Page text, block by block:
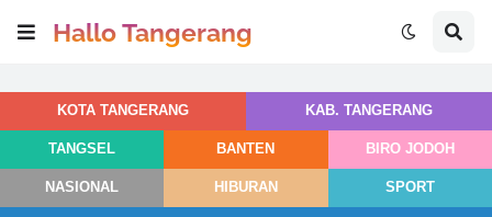
Hallo Tangerang
KOTA TANGERANG KAB. TANGERANG
TANGSEL BANTEN BIRO JODOH
NASIONAL HIBURAN SPORT